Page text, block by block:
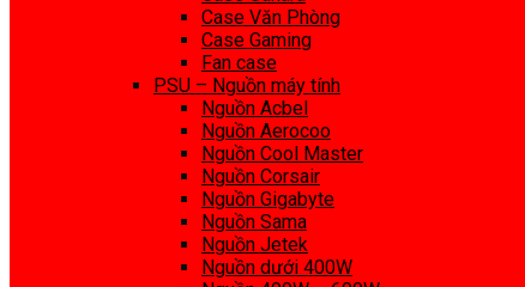
Case Văn Phòng
Case Gaming
Fan case
PSU – Nguồn máy tính
Nguồn Acbel
Nguồn Aerocoo
Nguồn Cool Master
Nguồn Corsair
Nguồn Gigabyte
Nguồn Sama
Nguồn Jetek
Nguồn dưới 400W